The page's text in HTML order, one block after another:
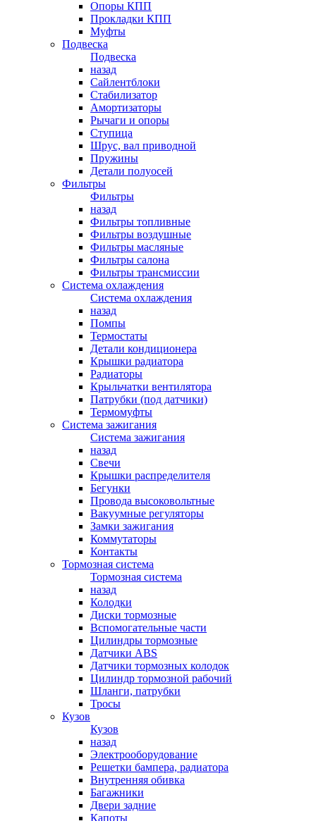
Опоры КПП
Прокладки КПП
Муфты
Подвеска
Подвеска
назад
Сайлентблоки
Стабилизатор
Амортизаторы
Рычаги и опоры
Ступица
Шрус, вал приводной
Пружины
Детали полуосей
Фильтры
Фильтры
назад
Фильтры топливные
Фильтры воздушные
Фильтры масляные
Фильтры салона
Фильтры трансмиссии
Система охлаждения
Система охлаждения
назад
Помпы
Термостаты
Детали кондиционера
Крышки радиатора
Радиаторы
Крыльчатки вентилятора
Патрубки (под датчики)
Термомуфты
Система зажигания
Система зажигания
назад
Свечи
Крышки распределителя
Бегунки
Провода высоковольтные
Вакуумные регуляторы
Замки зажигания
Коммутаторы
Контакты
Тормозная система
Тормозная система
назад
Колодки
Диски тормозные
Вспомогательные части
Цилиндры тормозные
Датчики ABS
Датчики тормозных колодок
Цилиндр тормозной рабочий
Шланги, патрубки
Тросы
Кузов
Кузов
назад
Электрооборудование
Решетки бампера, радиатора
Внутренняя обивка
Багажники
Двери задние
Капоты